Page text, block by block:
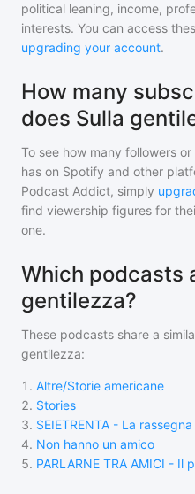
political leaning, income,
interests. You can access
upgrading your account.
How many
does Sulla
To see how many followers
has on Spotify and other
Podcast Addict, simply
find viewership figures for
one.
Which podcasts
gentilezza?
These podcasts share a
gentilezza:
1 . Altre/Storie americane
2. Stories
3. SEIETRENTA - La
4. Non hanno un amico
5. PARLARNE TRA AMICI -